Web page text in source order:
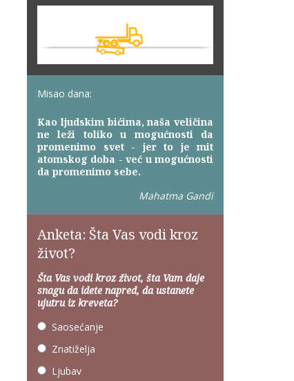
Misao dana:
Kao ljudskim bićima, naša veličina
ne leži toliko u mogućnosti da
promenimo svet - jer to je mit
atomskog doba - već u mogućnosti
da promenimo sebe.
Mahatma Gandi
Anketa: Šta Vas vodi kroz
život?
Šta Vas vodi kroz život, šta Vam daje
snagu da idete napred, da ustanete
ujutru iz kreveta?
Saosećanje
Znatiželja
Ljubav